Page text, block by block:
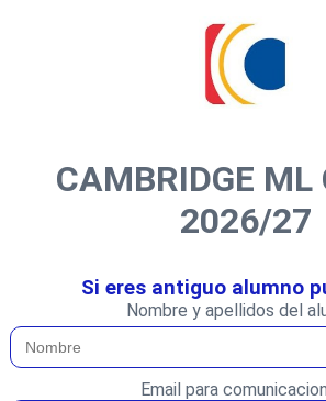
CAMBRIDGE ML
2026/27
Si eres antiguo alumno
Nombre y apellidos del
Email para